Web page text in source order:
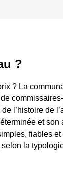
?
? La
l’histoire de
et son
fiables et
la